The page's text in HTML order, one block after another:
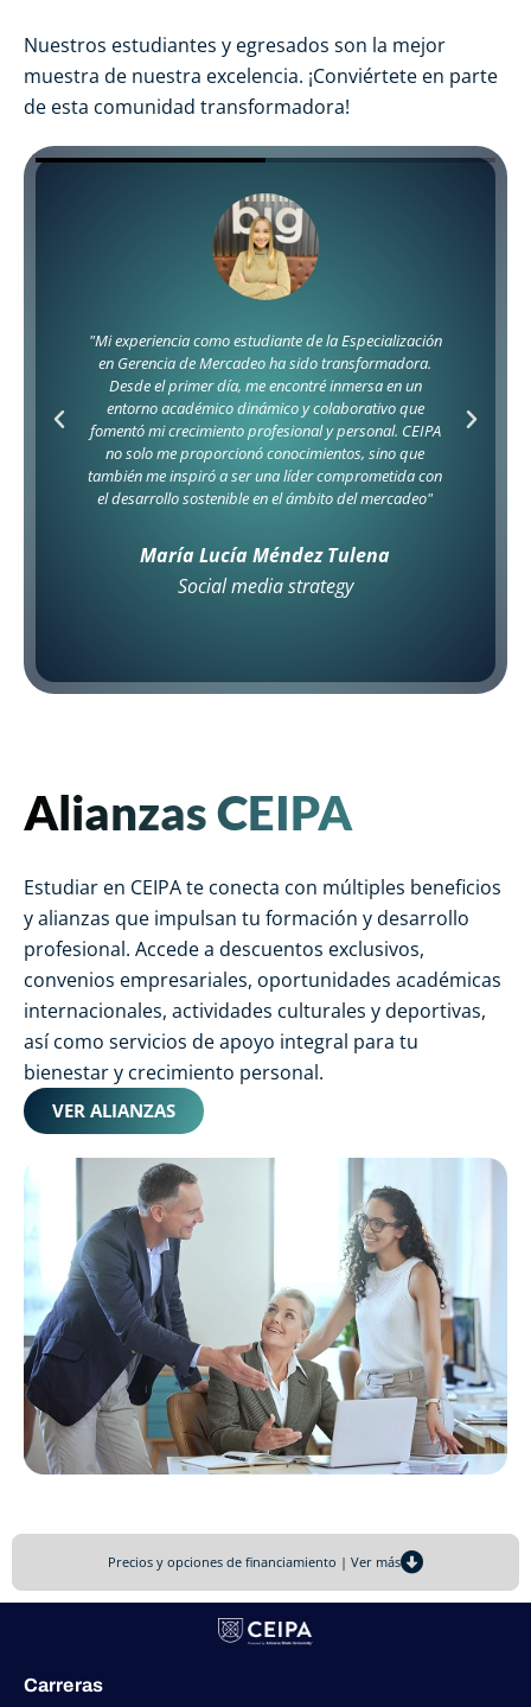
Nuestros estudiantes y egresados son la mejor
muestra de nuestra excelencia. ¡Conviértete en parte
de esta comunidad transformadora!
"Estudiar la Especialización en Gerencia del Talento
Humano me permitió desarrollar habilidades
esenciales para atraer, retener y motivar a los
colaboradores. Además, me brindó herramientas
prácticas para crear un ambiente laboral positivo y
productivo.
Esta especialización no solo amplió mis conocimientos
teóricos, sino que también mejoró mis capacidades
desafíos del mundo empresarial actual."
Sandra Milena Hernández
Alianzas CEIPA
Estudiar en CEIPA te conecta con múltiples beneficios
y alianzas que impulsan tu formación y desarrollo
profesional. Accede a descuentos exclusivos,
convenios empresariales, oportunidades académicas
internacionales, actividades culturales y deportivas,
así como servicios de apoyo integral para tu
bienestar y crecimiento personal.
VER ALIANZAS
Precios y opciones de financiamiento | Ver más
Carreras